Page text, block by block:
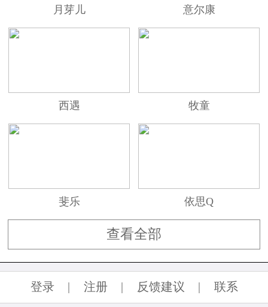
月芽儿 意尔康
西遇 牧童
斐乐 依思Q
查看全部
登录 注册 反馈建议 联系